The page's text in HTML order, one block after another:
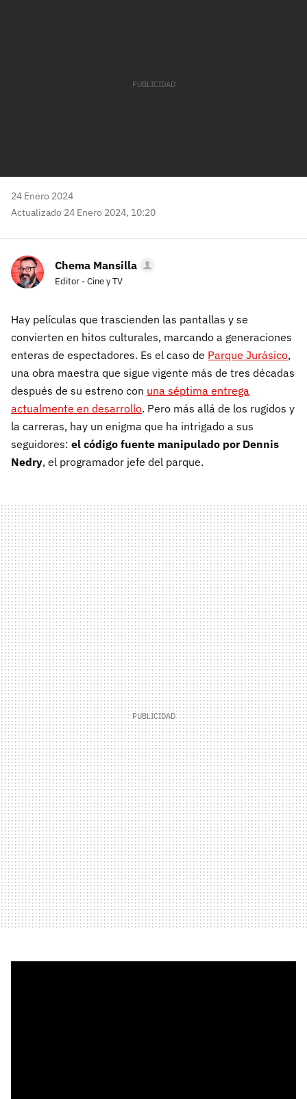
24 Enero 2024
Actualizado 24 Enero 2024, 10:20
Chema Mansilla
Editor - Cine y TV
Hay películas que trascienden las pantallas y se
convierten en hitos culturales, marcando a generaciones
enteras de espectadores. Es el caso de Parque Jurásico,
una obra maestra que sigue vigente más de tres décadas
después de su estreno con una séptima entrega
actualmente en desarrollo. Pero más allá de los rugidos y
la carreras, hay un enigma que ha intrigado a sus
seguidores: el código fuente manipulado por Dennis
Nedry, el programador jefe del parque.